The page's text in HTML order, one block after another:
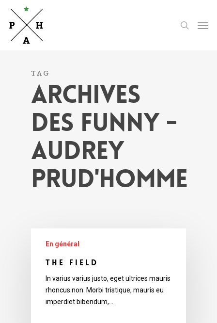
main
content
search
TAG
ARCHIVES
DES FUNNY -
AUDREY
PRUD'HOMME
En général
The Field
In varius varius justo, eget ultrices mauris
rhoncus non. Morbi tristique, mauris eu
imperdiet bibendum,…